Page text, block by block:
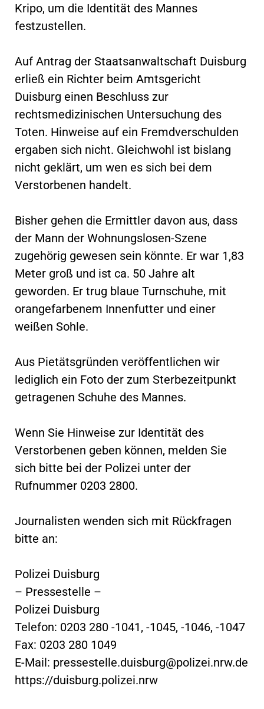
Kripo, um die Identität des Mannes
festzustellen.
Auf Antrag der Staatsanwaltschaft Duisburg
erließ ein Richter beim Amtsgericht
Duisburg einen Beschluss zur
rechtsmedizinischen Untersuchung des
Toten. Hinweise auf ein Fremdverschulden
ergaben sich nicht. Gleichwohl ist bislang
nicht geklärt, um wen es sich bei dem
Verstorbenen handelt.
Bisher gehen die Ermittler davon aus, dass
der Mann der Wohnungslosen-Szene
zugehörig gewesen sein könnte. Er war 1,83
Meter groß und ist ca. 50 Jahre alt
geworden. Er trug blaue Turnschuhe, mit
orangefarbenem Innenfutter und einer
weißen Sohle.
Aus Pietätsgründen veröffentlichen wir
lediglich ein Foto der zum Sterbezeitpunkt
getragenen Schuhe des Mannes.
Wenn Sie Hinweise zur Identität des
Verstorbenen geben können, melden Sie
sich bitte bei der Polizei unter der
Rufnummer 0203 2800.
Journalisten wenden sich mit Rückfragen
bitte an:
Polizei Duisburg
– Pressestelle –
Polizei Duisburg
Telefon: 0203 280 -1041, -1045, -1046, -1047
Fax: 0203 280 1049
E-Mail: pressestelle.duisburg@polizei.nrw.de
https://duisburg.polizei.nrw